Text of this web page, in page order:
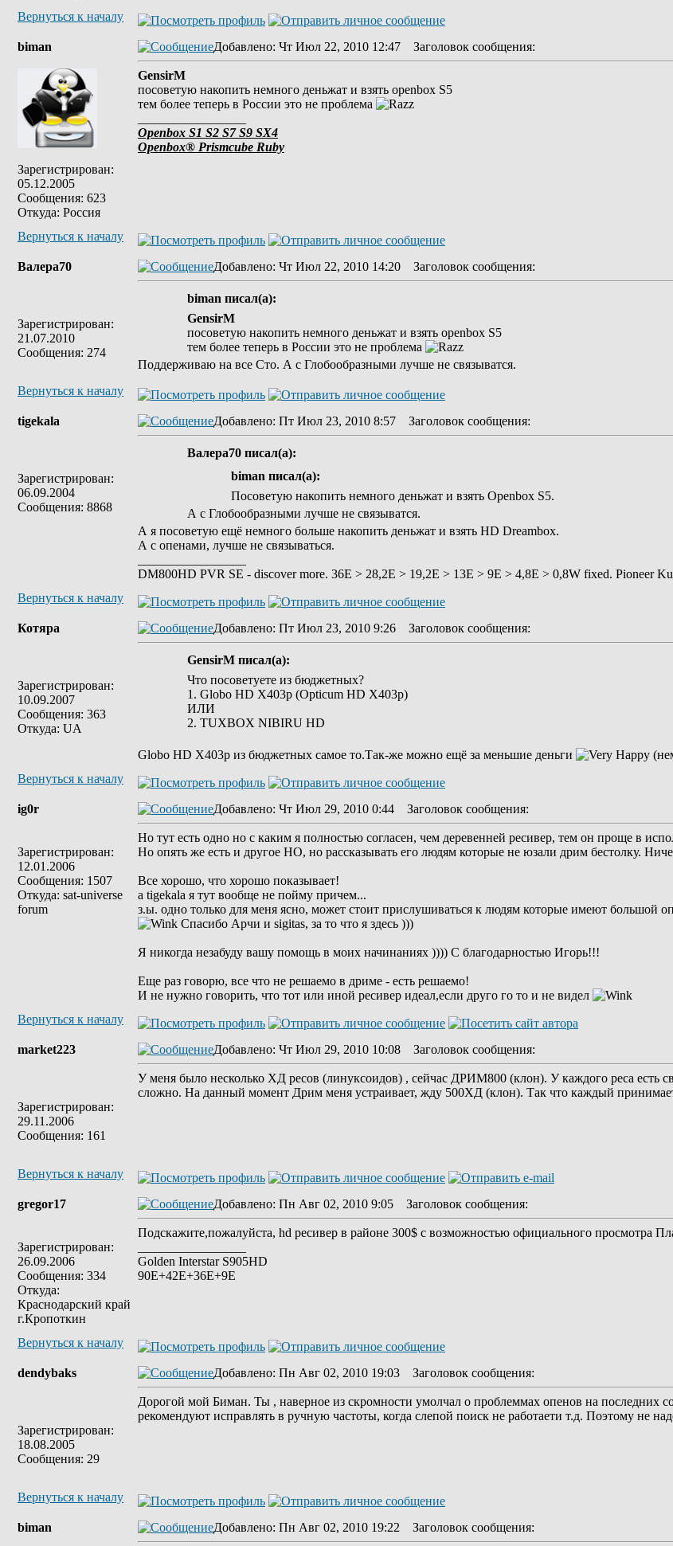
Вернуться к началу
biman
Зарегистрирован:
05.12.2005
Сообщения: 623
Откуда: Россия
Добавлено: Чт Июл 22, 2010 12:47 Заголовок сообщения:
GensirM
посоветую накопить немного деньжат и взять openbox S5
тем более теперь в России это не проблема
Openbox S1 S2 S7 S9 SX4
Openbox® Prismcube Ruby
Вернуться к началу
Валера70
Зарегистрирован:
21.07.2010
Сообщения: 274
Добавлено: Чт Июл 22, 2010 14:20 Заголовок сообщения:
biman писал(а):
GensirM
посоветую накопить немного деньжат и взять openbox S5
тем более теперь в России это не проблема
Поддерживаю на все Сто. А с Глобообразными лучше не связыватся.
Вернуться к началу
tigekala
Зарегистрирован:
06.09.2004
Сообщения: 8868
Добавлено: Пт Июл 23, 2010 8:57 Заголовок сообщения:
Валера70 писал(а):
biman писал(а):
Посоветую накопить немного деньжат и взять Оpenbox S5.
А с Глобообразными лучше не связыватся.
А я посоветую ещё немного больше накопить деньжат и взять HD Dreambox.
А с опенами, лучше не связываться.
DM800HD PVR SE - discover more. 36E > 28,2E > 19,2E > 13E > 9E > 4,8E > 0,8W fixed. Pioneer
Вернуться к началу
Котяра
Зарегистрирован:
10.09.2007
Сообщения: 363
Откуда: UA
Добавлено: Пт Июл 23, 2010 9:26 Заголовок сообщения:
GensirM писал(а):
Что посоветуете из бюджетных?
1. Globo HD X403p (Opticum HD X403p)
ИЛИ
2. TUXBOX NIBIRU HD
Globo HD X403p из бюджетных самое то.Так-же можно ещё за меньшие деньги
Вернуться к началу
ig0r
Зарегистрирован:
12.01.2006
Сообщения: 1507
Откуда: sat-universe
forum
Добавлено: Чт Июл 29, 2010 0:44 Заголовок сообщения:
Но тут есть одно но с каким я полностью согласен, чем деревенней ресивер, тем он проще в
Но опять же есть и другое НО, но рассказывать его людям которые не юзали дрим бестолку.
Все хорошо, что хорошо показывает!
а tigekala я тут вообще не пойму причем...
з.ы. одно только для меня ясно, может стоит прислушиваться к людям которые имеют большой
Спасибо Арчи и sigitas, за то что я здесь )))
Я никогда незабуду вашу помощь в моих начинаниях )))) С благодарностью Игорь!!!
Еще раз говорю, все что не решаемо в дриме - есть решаемо!
И не нужно говорить, что тот или иной ресивер идеал,если друго го то и не видел
Вернуться к началу
market223
Зарегистрирован:
29.11.2006
Сообщения: 161
Добавлено: Чт Июл 29, 2010 10:08 Заголовок сообщения:
У меня было несколько ХД ресов (линуксоидов) , сейчас ДРИМ800 (клон). У каждого реса есть
сложно. На данный момент Дрим меня устраивает, жду 500ХД (клон). Так что каждый
Вернуться к началу
gregor17
Зарегистрирован:
26.09.2006
Сообщения: 334
Откуда:
Краснодарский край
г.Кропоткин
Добавлено: Пн Авг 02, 2010 9:05 Заголовок сообщения:
Подскажите,пожалуйста, hd ресивер в районе 300$ с возможностью официального просмотра
Golden Interstar S905HD
90E+42Е+36Е+9E
Вернуться к началу
dendybaks
Зарегистрирован:
18.08.2005
Сообщения: 29
Добавлено: Пн Авг 02, 2010 19:03 Заголовок сообщения:
Дорогой мой Биман. Ты , наверное из скромности умолчал о проблеммах опенов на последних
рекомендуют исправлять в ручную частоты, когда слепой поиск не работаети т.д. Поэтому не
Вернуться к началу
biman Добавлено: Пн Авг 02, 2010 19:22 Заголовок сообщения: